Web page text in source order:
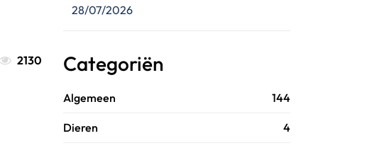
2130
28/07/2026
Categoriën
Algemeen 144
Dieren 4